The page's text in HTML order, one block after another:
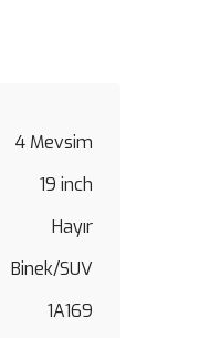
4 Mevsim
19 inch
Hayır
Binek/SUV
1A169